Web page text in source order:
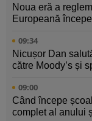
Noua eră a
Europeană
09:34
Nicușor Dan
către Moody’s și
09:00
Când începe
complet al anului